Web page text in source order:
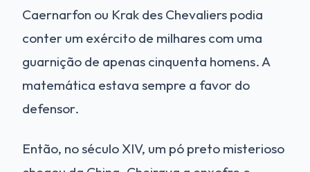
Caernarfon ou Krak des Chevaliers podia
conter um exército de milhares com uma
guarnição de apenas cinquenta homens. A
matemática estava sempre a favor do
defensor.
Então, no século XIV, um pó preto misterioso